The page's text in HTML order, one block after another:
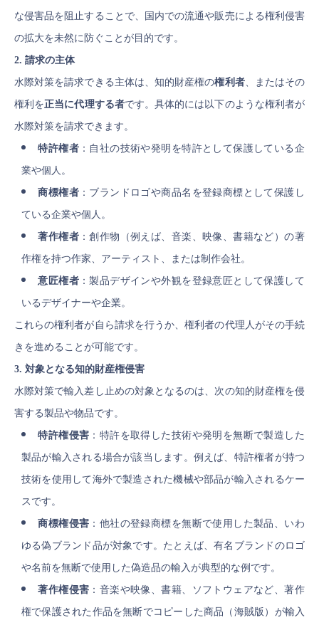
な侵害品を阻止することで、国内での流通や販売による権利侵害
の拡大を未然に防ぐことが目的です。
2. 請求の主体
水際対策を請求できる主体は、知的財産権の権利者、またはその
権利を正当に代理する者です。具体的には以下のような権利者が
水際対策を請求できます。
特許権者 ：自社の技術や発明を特許として保護している企
業や個人。
商標権者 ：ブランドロゴや商品名を登録商標として保護し
ている企業や個人。
著作権者 ：創作物（例えば、音楽、映像、書籍など）の著
作権を持つ作家、アーティスト、または制作会社。
意匠権者 ：製品デザインや外観を登録意匠として保護して
いるデザイナーや企業。
これらの権利者が自ら請求を行うか、権利者の代理人がその手続
きを進めることが可能です。
3. 対象となる知的財産権侵害
水際対策で輸入差し止めの対象となるのは、次の知的財産権を侵
害する製品や物品です。
特許権侵害 ：特許を取得した技術や発明を無断で製造した
製品が輸入される場合が該当します。例えば、特許権者が持つ
技術を使用して海外で製造された機械や部品が輸入されるケー
スです。
商標権侵害 ：他社の登録商標を無断で使用した製品、いわ
ゆる偽ブランド品が対象です。たとえば、有名ブランドのロゴ
や名前を無断で使用した偽造品の輸入が典型的な例です。
著作権侵害 ：音楽や映像、書籍、ソフトウェアなど、著作
権で保護された作品を無断でコピーした商品（海賊版）が輸入